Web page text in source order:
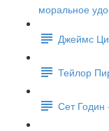
моральное
Джеймс
Тейлор
Сет